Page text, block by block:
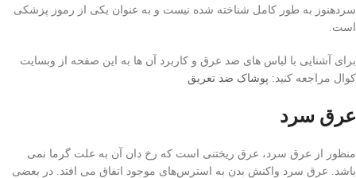
سردهنوز به طور کامل شناخته شده نیست و به عنوان یکی از رموز پزشکی
است.
برای آشنایی با لباس های ضد عرق و کاربرد آن ها به این صفحه از وبسایت
کوال مراجعه کنید: پوشاک ضد تعریق
عرق سرد
منظور از عرق سرد، عرق ریختنی است که رخ دان آن به علت گرما نمی
باشد. عرق سرد واکنش بدن به استرس‌های موجود اتفاق می افتد. در بعضی